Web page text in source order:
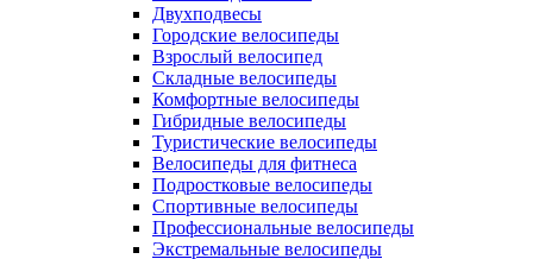
Двухподвесы
Городские велосипеды
Взрослый велосипед
Складные велосипеды
Комфортные велосипеды
Гибридные велосипеды
Туристические велосипеды
Велосипеды для фитнеса
Подростковые велосипеды
Спортивные велосипеды
Профессиональные велосипеды
Экстремальные велосипеды